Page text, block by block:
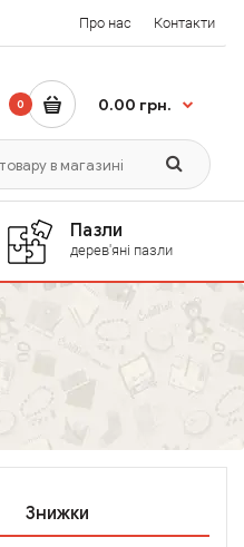
Про нас Контакти
0 0.00 грн.
Пазли
дерев'яні пазли
Знижки